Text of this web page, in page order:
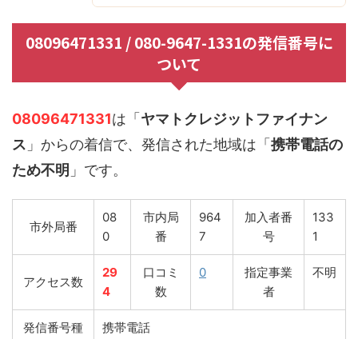
08096471331 / 080-9647-1331の発信番号に
ついて
08096471331は「ヤマトクレジットファイナン
ス 」からの着信で、発信された地域は「携帯電話の
ため不明 」です。
市外局番
08
0
市内局
番
964
7
加入者番
号
133
1
アクセス数
29
4
口コミ
数
0
指定事業
者
不明
発信番号種
携帯電話